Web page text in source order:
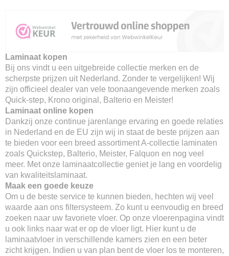
Laminaat kopen
Bij ons vindt u een uitgebreide collectie merken en de
scherpste prijzen uit Nederland. Zonder te vergelijken! Wij
zijn officieel dealer van vele toonaangevende merken zoals
Quick-step, Krono original, Balterio en Meister!
Laminaat online kopen
Dankzij onze continue jarenlange ervaring en goede relaties
in Nederland en de EU zijn wij in staat de beste prijzen aan
te bieden voor een breed assortiment A-collectie laminaten
zoals Quickstep, Balterio, Meister, Falquon en nog veel
meer. Met onze laminaatcollectie geniet je lang en voordelig
van kwaliteitslaminaat.
Maak een goede keuze
Om u de beste service te kunnen bieden, hechten wij veel
waarde aan ons filtersysteem. Zo kunt u eenvoudig en breed
zoeken naar uw favoriete vloer. Op onze vloerenpagina vindt
u ook links naar wat er op de vloer ligt. Hier kunt u de
laminaatvloer in verschillende kamers zien en een beter
zicht krijgen. Indien u van plan bent de vloer los te monteren,